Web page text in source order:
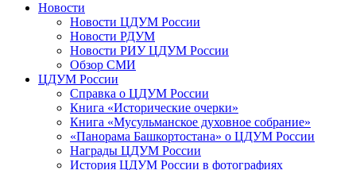
Новости
Новости ЦДУМ России
Новости РДУМ
Новости РИУ ЦДУМ России
Обзор СМИ
ЦДУМ России
Справка о ЦДУМ России
Книга «Исторические очерки»
Книга «Мусульманское духовное собрание»
«Панорама Башкортостана» о ЦДУМ России
Награды ЦДУМ России
История ЦДУМ России в фотографиях